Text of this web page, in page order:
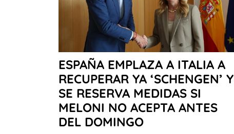
ESPAÑA EMPLAZA A ITALIA A
RECUPERAR YA ‘SCHENGEN’ Y
SE RESERVA MEDIDAS SI
MELONI NO ACEPTA ANTES
DEL DOMINGO